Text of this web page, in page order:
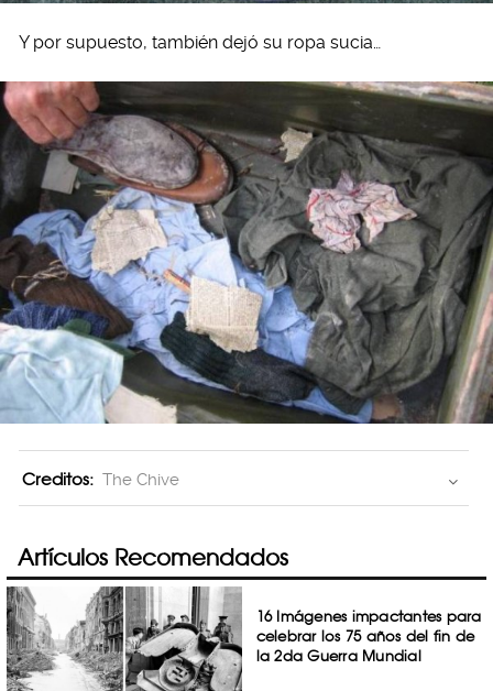
Y por supuesto, también dejó su ropa sucia…
Creditos: The Chive
Artículos Recomendados
16 Imágenes impactantes para
celebrar los 75 años del fin de
la 2da Guerra Mundial